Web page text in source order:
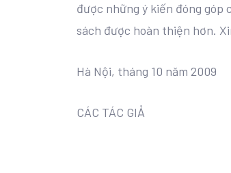
được những ý kiến đóng góp
sách được hoàn thiện hơn.
Hà Nội, tháng 10 năm 2009
CÁC TÁC GIẢ